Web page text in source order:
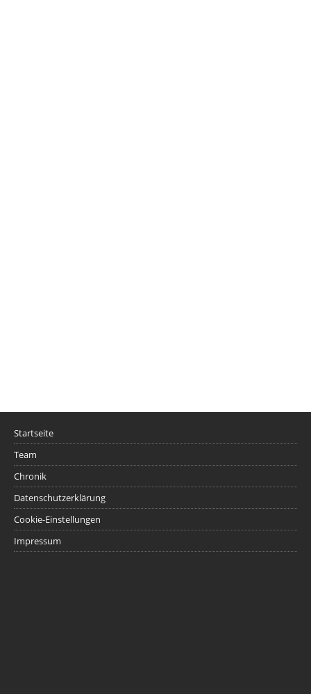
Startseite
Team
Chronik
Datenschutzerklärung
Cookie-Einstellungen
Impressum